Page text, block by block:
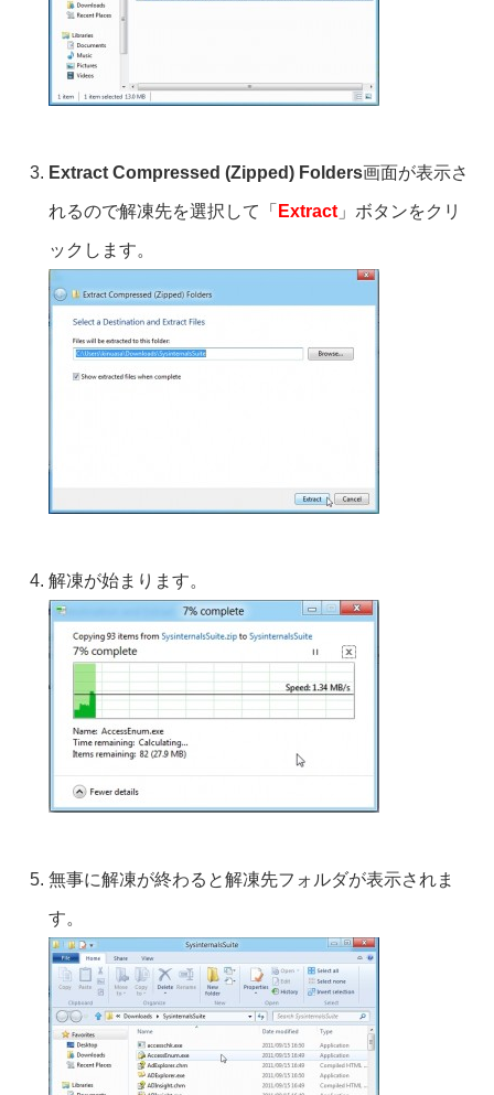
Extract Compressed (Zipped) Folders画面が表示さ
れるので解凍先を選択して「 Extract 」ボタンをクリ
ックします。
解凍が始まります。
無事に解凍が終わると解凍先フォルダが表示されま
す。